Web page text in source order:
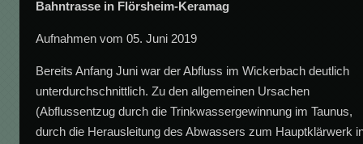
Bahntrasse in Flörsheim-Keramag
Aufnahmen vom 05. Juni 2019
Bereits Anfang Juni war der Abfluss im Wickerbach deutlich
unterdurchschnittlich. Zu den allgemeinen Ursachen
(Abflussentzug durch die Trinkwassergewinnung im Taunus,
durch die Herausleitung des Abwassers zum Hauptklärwerk